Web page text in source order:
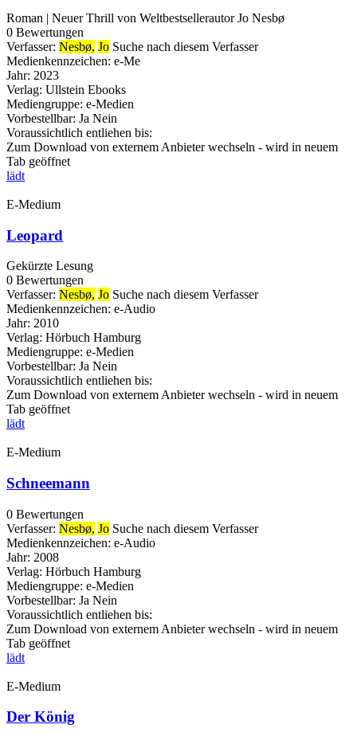
Roman | Neuer Thrill von Weltbestsellerautor Jo Nesbø
0 Bewertungen
Verfasser: Nesbø, Jo Suche nach diesem Verfasser
Medienkennzeichen: e-Me
Jahr: 2023
Verlag: Ullstein Ebooks
Mediengruppe: e-Medien
Vorbestellbar: Ja Nein
Voraussichtlich entliehen bis:
Zum Download von externem Anbieter wechseln - wird in neuem
Tab geöffnet
lädt
E-Medium
Leopard
Gekürzte Lesung
0 Bewertungen
Verfasser: Nesbø, Jo Suche nach diesem Verfasser
Medienkennzeichen: e-Audio
Jahr: 2010
Verlag: Hörbuch Hamburg
Mediengruppe: e-Medien
Vorbestellbar: Ja Nein
Voraussichtlich entliehen bis:
Zum Download von externem Anbieter wechseln - wird in neuem
Tab geöffnet
lädt
E-Medium
Schneemann
0 Bewertungen
Verfasser: Nesbø, Jo Suche nach diesem Verfasser
Medienkennzeichen: e-Audio
Jahr: 2008
Verlag: Hörbuch Hamburg
Mediengruppe: e-Medien
Vorbestellbar: Ja Nein
Voraussichtlich entliehen bis:
Zum Download von externem Anbieter wechseln - wird in neuem
Tab geöffnet
lädt
E-Medium
Der König